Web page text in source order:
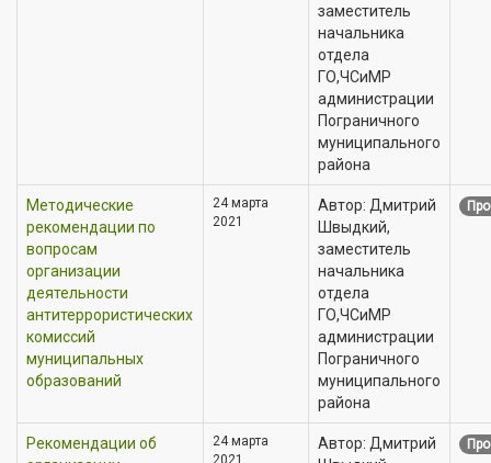
заместитель
начальника
отдела
ГО,ЧСиМР
администрации
Пограничного
муниципального
района
Методические
рекомендации по
вопросам
организации
деятельности
антитеррористических
комиссий
муниципальных
образований
24 марта
2021
Автор: Дмитрий
Швыдкий,
заместитель
начальника
отдела
ГО,ЧСиМР
администрации
Пограничного
муниципального
района
Рекомендации об
24 марта
2021
Автор: Дмитрий